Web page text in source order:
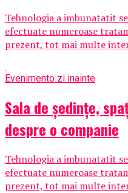
Tehnologia a imbunatatit
efectuate numeroase
prezent, tot mai multe
Evenimento zi inainte
Sala de ședințe,
despre o companie
Tehnologia a imbunatatit
efectuate numeroase
prezent, tot mai multe